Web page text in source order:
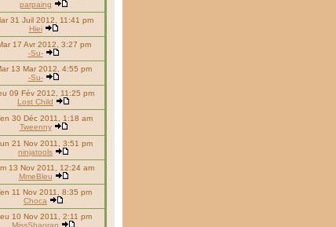
parpaing
31 Juil 2012, 11:41 pm
Hiei
17 Avr 2012, 3:27 pm
-Su-
13 Mar 2012, 4:55 pm
-Su-
09 Fév 2012, 11:25 pm
Lost Child
30 Déc 2011, 1:18 am
Tweenny
21 Nov 2011, 3:51 pm
ninjatools
13 Nov 2011, 12:24 am
MmeBleu
11 Nov 2011, 8:35 pm
Choca
10 Nov 2011, 2:11 pm
MissShaoran